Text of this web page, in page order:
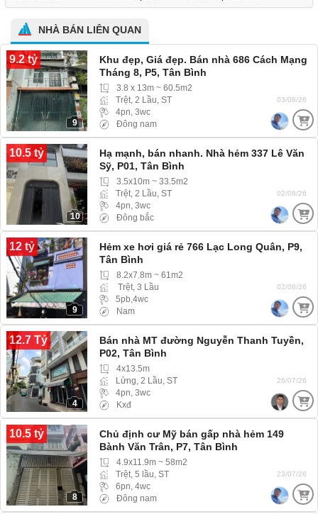
NHÀ BÁN LIÊN QUAN
9.2 tỷ
9
Khu đẹp, Giá đẹp. Bán nhà 686 Cách Mạng
Tháng 8, P5, Tân Bình
3.8 x 13m ~ 60.5m2
Trệt, 2 Lầu, ST
4pn, 3wc
Đông nam
03/08/26
10.5 tỷ
10
Hạ mạnh, bán nhanh. Nhà hẻm 337 Lê Văn
Sỹ, P01, Tân Bình
3.5x10m ~ 33.5m2
Trệt, 2 Lầu, ST
4pn, 3wc
Đông bắc
02/08/26
12 tỷ
9
Hẻm xe hơi giá rẻ 766 Lạc Long Quân, P9,
Tân Bình
8.2x7.8m ~ 61m2
Trệt, 3 Lầu
5pb,4wc
Nam
02/08/26
12.7 Tỷ
4
Bán nhà MT đường Nguyễn Thanh Tuyền,
P02, Tân Bình
4x13.5m
Lửng, 2 Lầu, ST
4pn, 3wc
Kxđ
26/07/26
10.5 tỷ
8
Chủ định cư Mỹ bán gấp nhà hẻm 149
Bành Văn Trân, P7, Tân Bình
4.9x11.9m ~ 58m2
Trệt, 5 lầu, ST
6pn, 4wc
Đông nam
23/07/26